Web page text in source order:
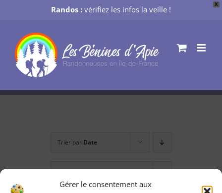
X
Randos : vérifiez les infos la veille !
Gérer le consentement aux
contenu
Trier par Date
Montrer12 produits